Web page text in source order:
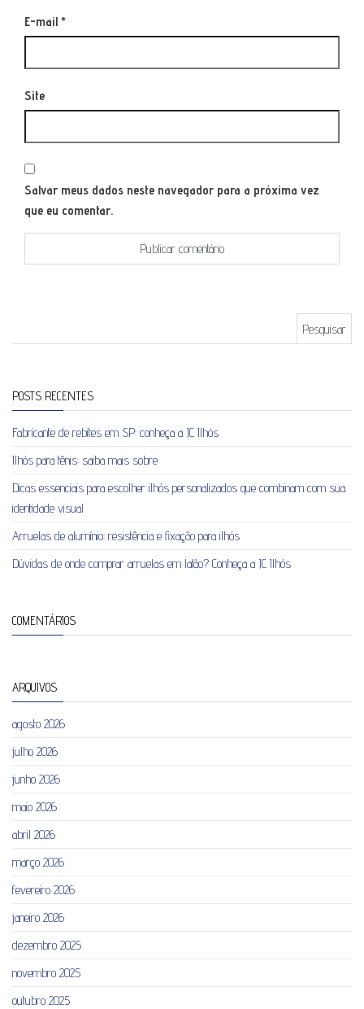
E-mail *
Site
Salvar meus dados neste navegador para a próxima vez
que eu comentar.
POSTS RECENTES
Fabricante de rebites em SP: conheça a JC Ilhós
Ilhós para tênis: saiba mais sobre
Dicas essenciais para escolher ilhós personalizados que combinam com sua
identidade visual
Arruelas de alumínio: resistência e fixação para ilhós
Dúvidas de onde comprar arruelas em latão? Conheça a JC Ilhós
COMENTÁRIOS
ARQUIVOS
agosto 2026
julho 2026
junho 2026
maio 2026
abril 2026
março 2026
fevereiro 2026
janeiro 2026
dezembro 2025
novembro 2025
outubro 2025